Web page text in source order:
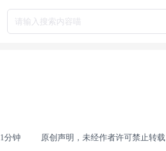
请输入搜索内容喵
1分钟 原创声明，未经作者许可禁止转载